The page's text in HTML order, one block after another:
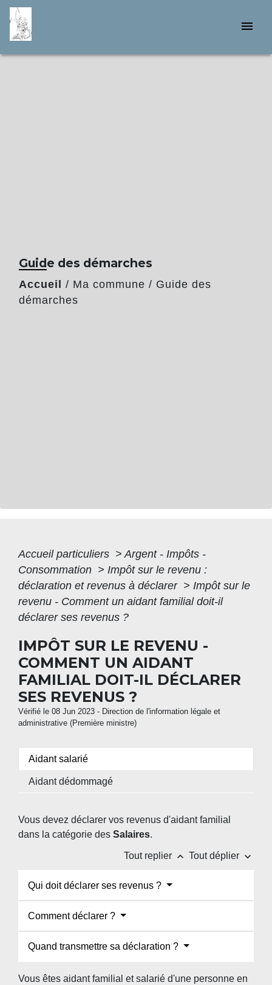
menu
Guide des démarches
Accueil / Ma commune / Guide des
démarches
Accueil particuliers > Argent - Impôts -
Consommation > Impôt sur le revenu :
déclaration et revenus à déclarer > Impôt sur le
revenu - Comment un aidant familial doit-il
déclarer ses revenus ?
IMPÔT SUR LE REVENU -
COMMENT UN AIDANT
FAMILIAL DOIT-IL DÉCLARER
SES REVENUS ?
Vérifié le 08 Jun 2023 - Direction de l'information légale et
administrative (Première ministre)
Aidant salarié
Aidant dédommagé
Vous devez déclarer vos revenus d'aidant familial
dans la catégorie des Salaires.
Tout replier keyboard_arrow_up Tout déplier keyboard_arrow_down
Qui doit déclarer ses revenus ?
Comment déclarer ?
Quand transmettre sa déclaration ?
Vous êtes aidant familial et salarié d'une personne en